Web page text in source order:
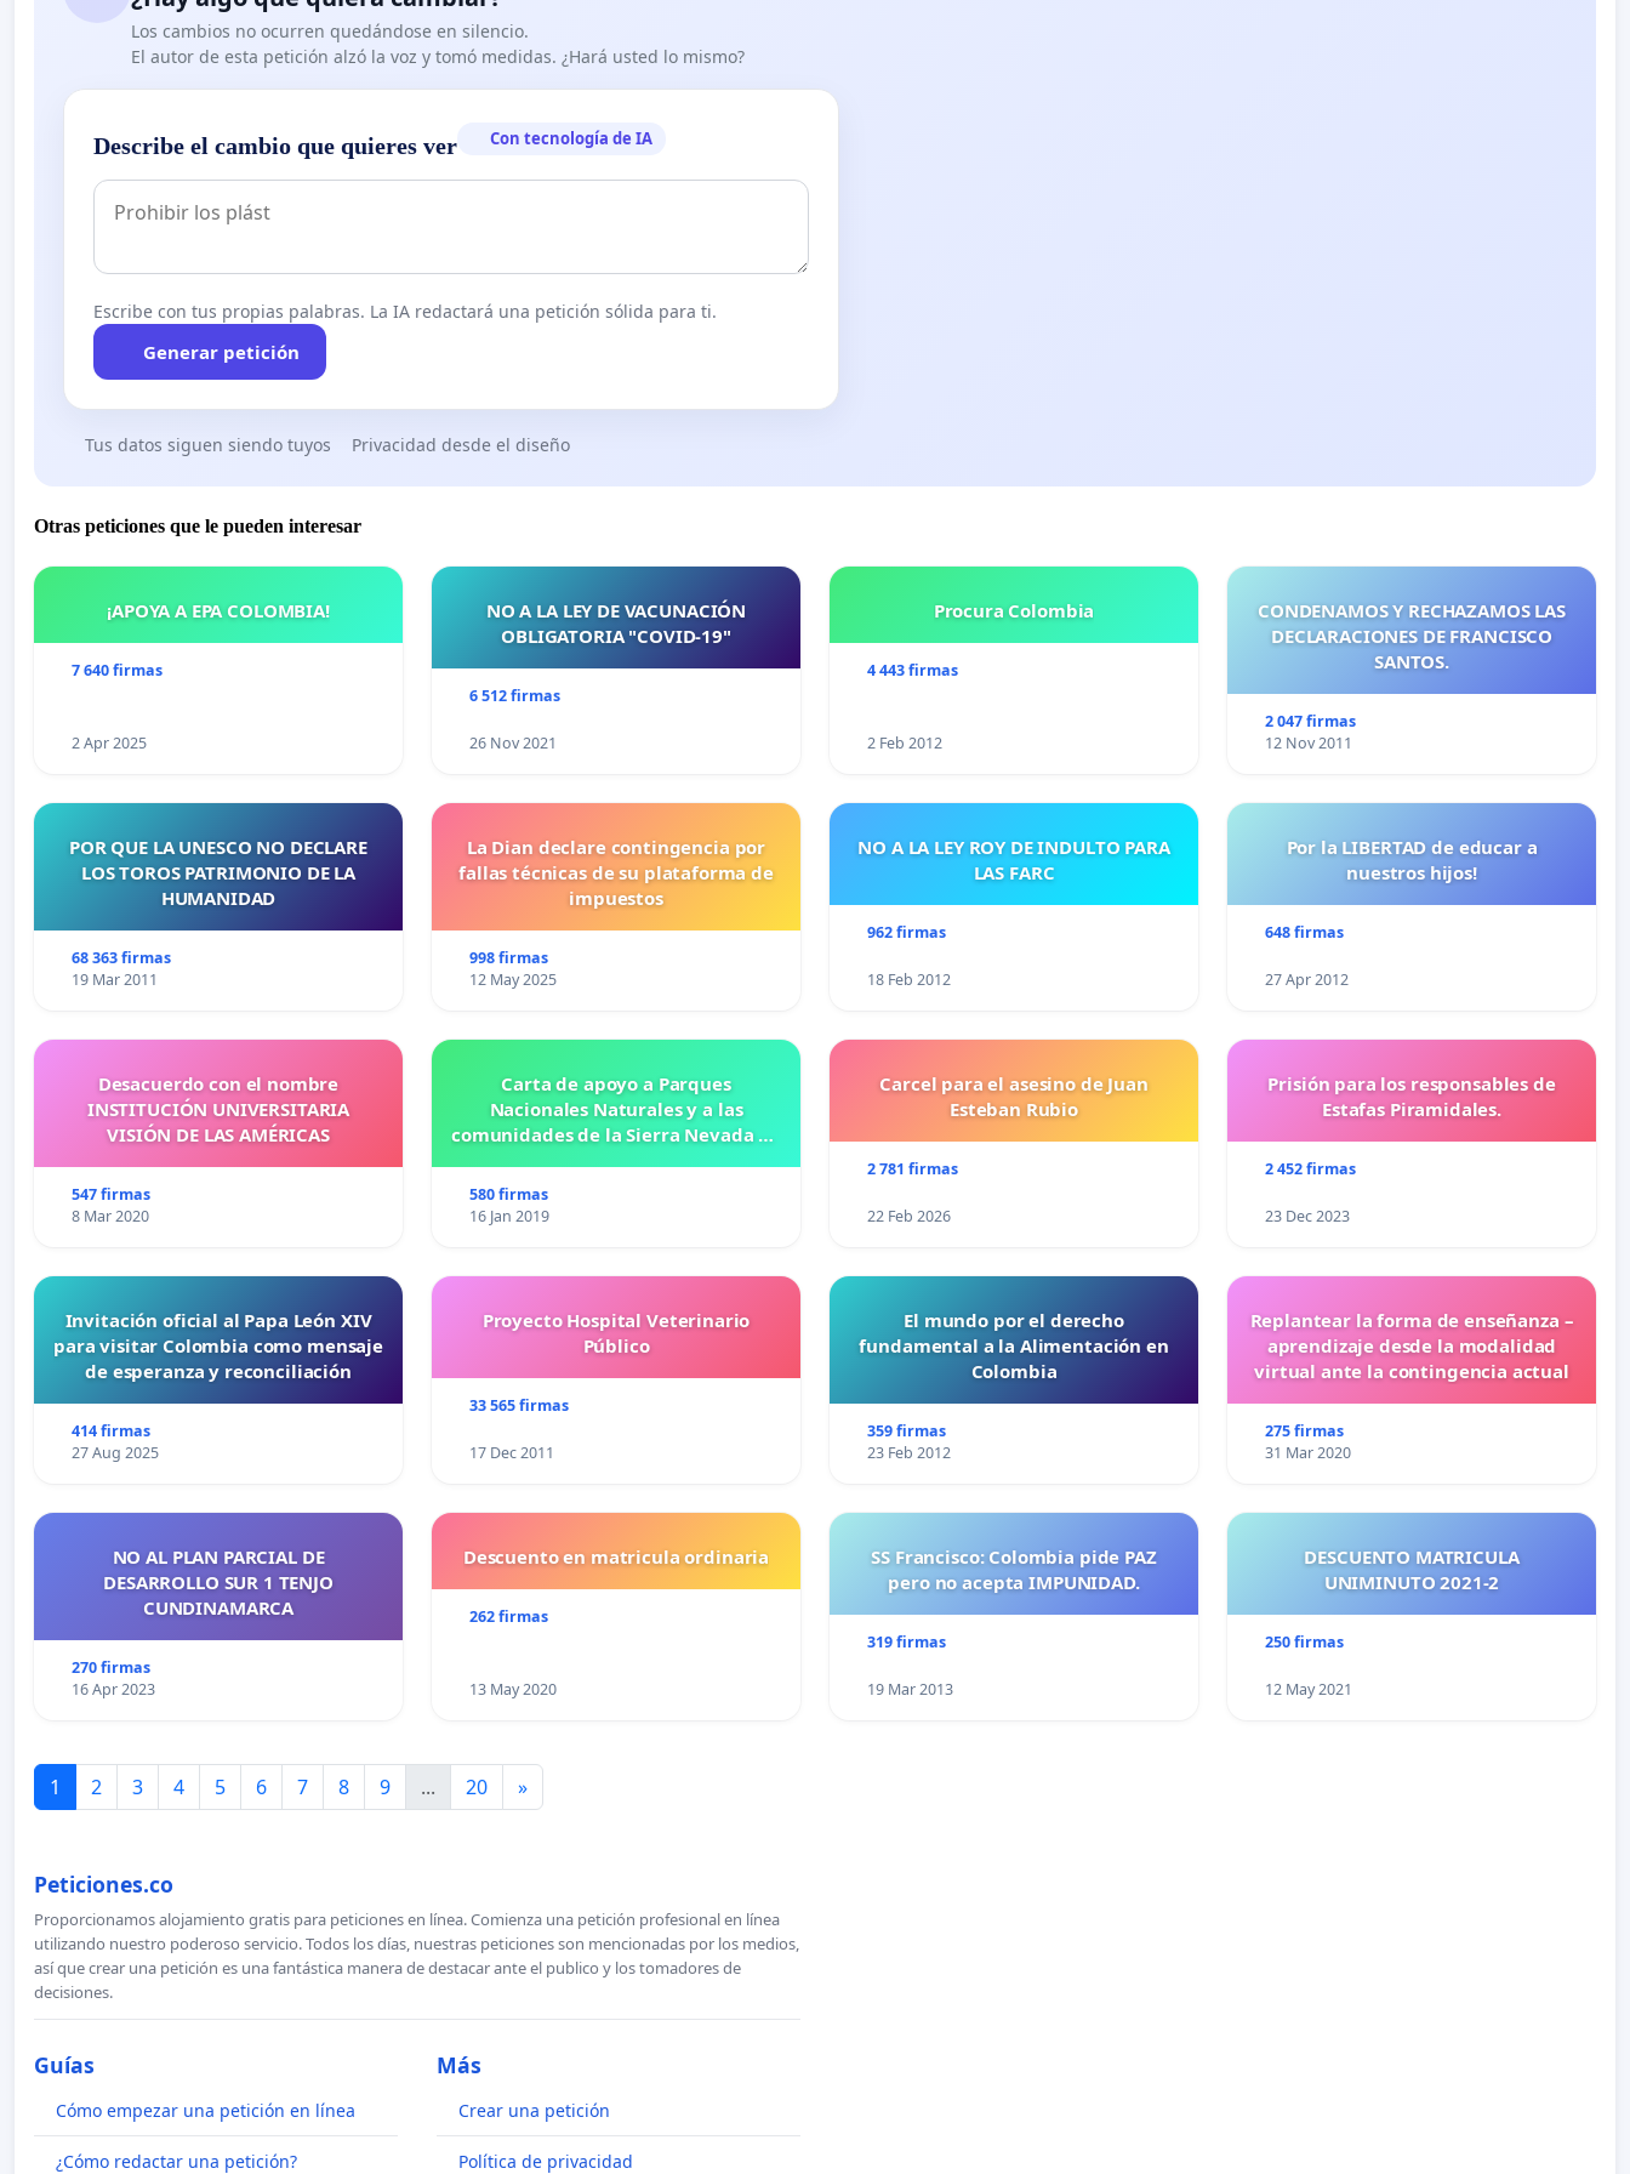
Los cambios no ocurren quedándose en silencio.
El autor de esta petición alzó la voz y tomó medidas. ¿Hará usted lo mismo?
Describe el cambio que quieres ver Con tecnología de IA
Escribe con tus propias palabras. La IA redactará una petición sólida para ti.
Generar petición
Tus datos siguen siendo tuyos Privacidad desde el diseño
Otras peticiones que le pueden interesar
¡APOYA A EPA COLOMBIA!
7 640 firmas
2 Apr 2025
NO A LA LEY DE VACUNACIÓN
OBLIGATORIA "COVID-19"
6 512 firmas
26 Nov 2021
Procura Colombia
4 443 firmas
2 Feb 2012
CONDENAMOS Y RECHAZAMOS LAS
DECLARACIONES DE FRANCISCO
SANTOS.
2 047 firmas
12 Nov 2011
POR QUE LA UNESCO NO DECLARE
LOS TOROS PATRIMONIO DE LA
HUMANIDAD
68 363 firmas
19 Mar 2011
La Dian declare contingencia por
fallas técnicas de su plataforma de
impuestos
998 firmas
12 May 2025
NO A LA LEY ROY DE INDULTO PARA
LAS FARC
962 firmas
18 Feb 2012
Por la LIBERTAD de educar a
nuestros hijos!
648 firmas
27 Apr 2012
Desacuerdo con el nombre
INSTITUCIÓN UNIVERSITARIA
VISIÓN DE LAS AMÉRICAS
547 firmas
8 Mar 2020
Carta de apoyo a Parques
Nacionales Naturales y a las
comunidades de la Sierra Nevada de
580 firmas
16 Jan 2019
Carcel para el asesino de Juan
Esteban Rubio
2 781 firmas
22 Feb 2026
Prisión para los responsables de
Estafas Piramidales.
2 452 firmas
23 Dec 2023
Invitación oficial al Papa León XIV
para visitar Colombia como mensaje
de esperanza y reconciliación
414 firmas
27 Aug 2025
Proyecto Hospital Veterinario
Público
33 565 firmas
17 Dec 2011
El mundo por el derecho
fundamental a la Alimentación en
Colombia
359 firmas
23 Feb 2012
Replantear la forma de enseñanza –
aprendizaje desde la modalidad
virtual ante la contingencia actual
275 firmas
31 Mar 2020
NO AL PLAN PARCIAL DE
DESARROLLO SUR 1 TENJO
CUNDINAMARCA
270 firmas
16 Apr 2023
Descuento en matricula ordinaria
262 firmas
13 May 2020
SS Francisco: Colombia pide PAZ
pero no acepta IMPUNIDAD.
319 firmas
19 Mar 2013
DESCUENTO MATRICULA
UNIMINUTO 2021-2
250 firmas
12 May 2021
1 2 3 4 5 6 7 8 9 ... 20 »
Peticiones.co
Proporcionamos alojamiento gratis para peticiones en línea. Comienza una petición profesional en línea
utilizando nuestro poderoso servicio. Todos los días, nuestras peticiones son mencionadas por los medios,
así que crear una petición es una fantástica manera de destacar ante el publico y los tomadores de
decisiones.
Guías
Cómo empezar una petición en línea
¿Cómo redactar una petición?
Más
Crear una petición
Política de privacidad